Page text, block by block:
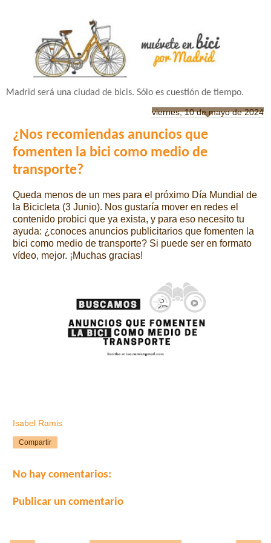
Madrid será una ciudad de bicis. Sólo es cuestión de tiempo.
viernes, 10 de mayo de 2024
¿Nos recomiendas anuncios que
fomenten la bici como medio de
transporte?
Queda menos de un mes para el próximo Día Mundial de
la Bicicleta (3 Junio). Nos gustaría mover en redes el
contenido probici que ya exista, y para eso necesito tu
ayuda: ¿conoces anuncios publicitarios que fomenten la
bici como medio de transporte? Si puede ser en formato
vídeo, mejor. ¡Muchas gracias!
Isabel Ramis
Compartir
No hay comentarios:
Publicar un comentario